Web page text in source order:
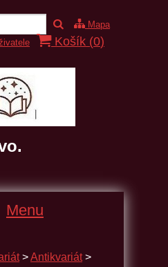
Mapa
Košík (0)
Menu
>Antikvariát >